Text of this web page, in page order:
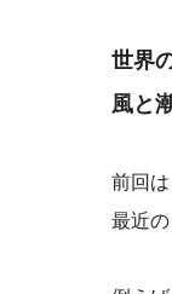
世界
風と
前回
最近